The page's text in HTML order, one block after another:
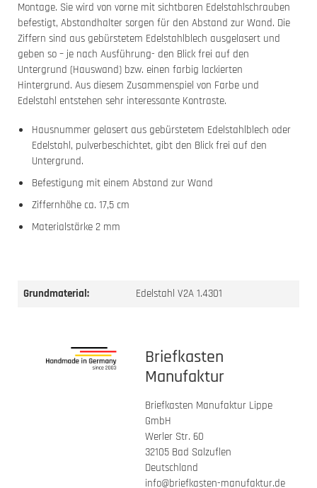
Montage. Sie wird von vorne mit sichtbaren Edelstahlschrauben
befestigt, Abstandhalter sorgen für den Abstand zur Wand. Die
Ziffern sind aus gebürstetem Edelstahlblech ausgelasert und
geben so – je nach Ausführung- den Blick frei auf den
Untergrund (Hauswand) bzw. einen farbig lackierten
Hintergrund. Aus diesem Zusammenspiel von Farbe und
Edelstahl entstehen sehr interessante Kontraste.
Hausnummer gelasert aus gebürstetem Edelstahlblech oder
Edelstahl, pulverbeschichtet, gibt den Blick frei auf den
Untergrund.
Befestigung mit einem Abstand zur Wand
Ziffernhöhe ca. 17,5 cm
Materialstärke 2 mm
Grundmaterial: Edelstahl V2A 1.4301
Briefkasten
Manufaktur
Briefkasten Manufaktur Lippe
GmbH
Werler Str. 60
32105 Bad Salzuflen
Deutschland
info@briefkasten-manufaktur.de